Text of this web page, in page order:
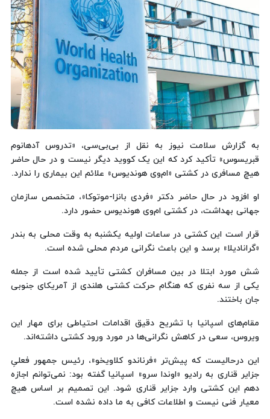
به گزارش سلامت نیوز به نقل از بی‌بی‌سی، «تدروس آدهانوم
قبریسوس» تأکید کرد که این یک کووید دیگر نیست و در حال حاضر
هیچ مسافری در کشتی «ام‌وی هوندیوس» علائم این بیماری را ندارد.
او افزود در حال حاضر دکتر «فردی بانزا-موتوکا»، متخصص سازمان
جهانی بهداشت، در کشتی ام‌وی هوندیوس حضور دارد.
قرار است این کشتی در ساعات اولیه یکشنبه به وقت محلی به بندر
«گرانادیلا» برسد و این باعث نگرانی مردم محلی شده است.
شش مورد ابتلا در بین مسافران کشتی تأیید شده است از جمله
یکی از سه نفری که هنگام حرکت کشتی هلندی از آمریکای جنوبی
جان باختند.
مقام‌های اسپانیا با تشریح دقیق اقدامات احتیاطی برای مهار این
ویروس، سعی در کاهش نگرانی‌ها در مورد ورود کشتی داشته‌اند.
این درحالیست که پیش‌تر «فرناندو کلاویخو»، رئیس جمهور فعلیِ
جزایر قناری به رادیو «اوندا سرو» اسپانیا گفته بود: نمی‌توانم اجازه
دهم این کشتی وارد جزایر قناری شود. این تصمیم بر اساس هیچ
معیار فنی نیست و اطلاعات کافی به ما داده نشده است.